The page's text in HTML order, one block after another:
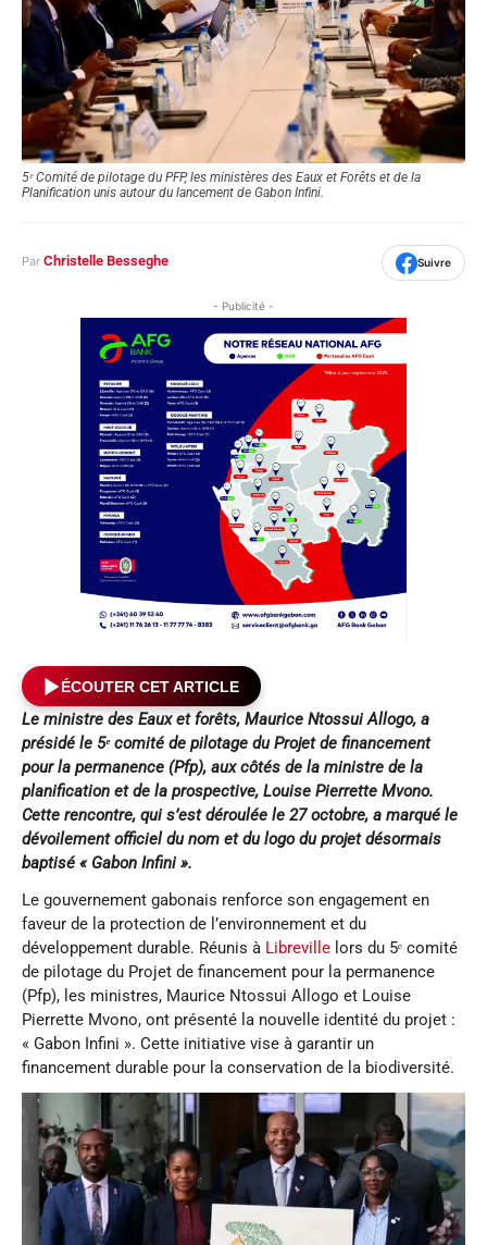
5ᵉ Comité de pilotage du PFP, les ministères des Eaux et Forêts et de la
Planification unis autour du lancement de Gabon Infini.
Par Christelle Besseghe Suivre
- Publicité -
ÉCOUTER CET ARTICLE
Le ministre des Eaux et forêts, Maurice Ntossui Allogo, a
présidé le 5ᵉcomité de pilotage du Projet de financement
pour la permanence (Pfp), aux côtés de la ministre de la
planification et de la prospective, Louise Pierrette Mvono.
Cette rencontre, qui s’est déroulée le 27 octobre, a marqué le
dévoilement officiel du nom et du logo du projet désormais
baptisé « Gabon Infini ».
Le gouvernement gabonais renforce son engagement en
faveur de la protection de l’environnement et du
développement durable. Réunis à Libreville lors du 5ᵉ comité
de pilotage du Projet de financement pour la permanence
(Pfp), les ministres, Maurice Ntossui Allogo et Louise
Pierrette Mvono, ont présenté la nouvelle identité du projet :
« Gabon Infini ». Cette initiative vise à garantir un
financement durable pour la conservation de la biodiversité.